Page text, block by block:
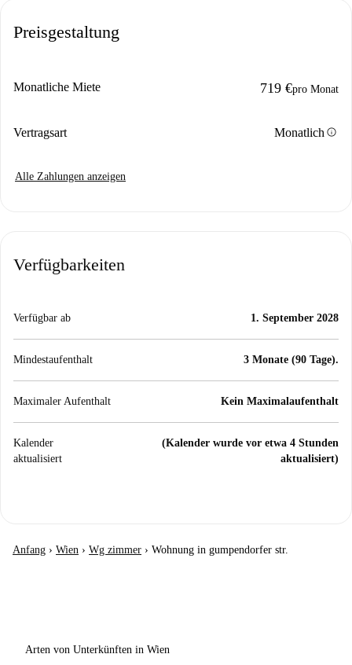
Preisgestaltung
Monatliche Miete 719 €pro Monat
Vertragsart Monatlich info
Alle Zahlungen anzeigen
Verfügbarkeiten
Verfügbar ab 1. September 2028
Mindestaufenthalt 3 Monate (90 Tage).
Maximaler Aufenthalt Kein Maximalaufenthalt
Kalender
aktualisiert
(Kalender wurde vor etwa 4 Stunden
aktualisiert)
Anfang › Wien › Wg zimmer › Wohnung in gumpendorfer str.
Arten von Unterkünften in Wien